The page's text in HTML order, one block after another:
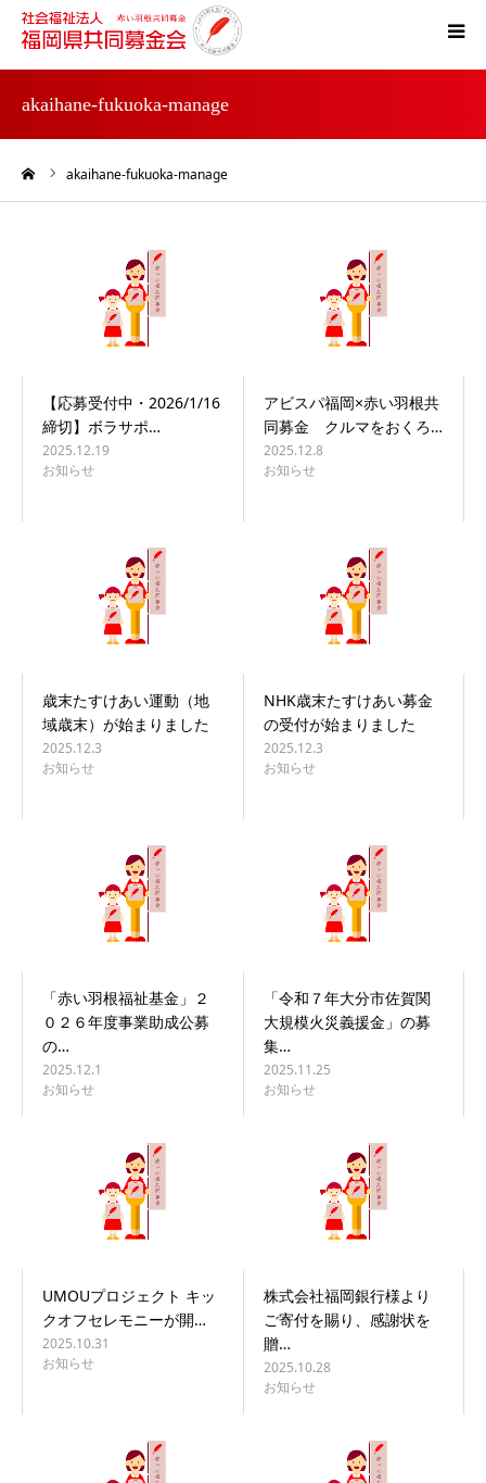
akaihane-fukuoka-manage
akaihane-fukuoka-manage
【応募受付中・2026/1/16
締切】ボラサポ…
2025.12.19
お知らせ
アビスパ福岡×赤い羽根共
同募金 クルマをおくろ…
2025.12.8
お知らせ
歳末たすけあい運動（地
域歳末）が始まりました
2025.12.3
お知らせ
NHK歳末たすけあい募金
の受付が始まりました
2025.12.3
お知らせ
「赤い羽根福祉基金」２
０２６年度事業助成公募
の…
2025.12.1
お知らせ
「令和７年大分市佐賀関
大規模火災義援金」の募
集…
2025.11.25
お知らせ
UMOUプロジェクト キッ
クオフセレモニーが開…
2025.10.31
お知らせ
株式会社福岡銀行様より
ご寄付を賜り、感謝状を
贈…
2025.10.28
お知らせ
税制上の優遇措置
よくある質問